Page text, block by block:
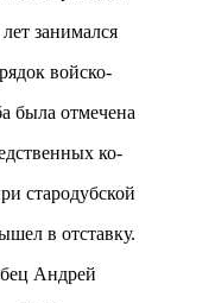
занимался
войско-
была отмечена
ко-
стародубской
в отставку.
Андрей